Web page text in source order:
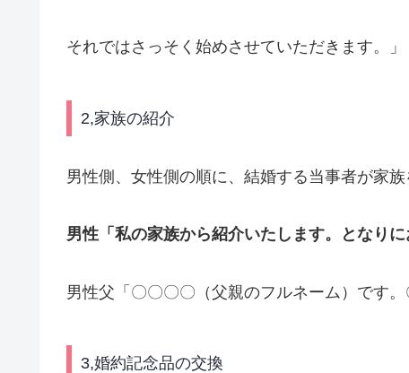
それではさっそく始めさせていただきます。」
2,家族の紹介
男性側、女性側の順に、結婚する当事者が家族
男性「私の家族から紹介いたします。となり
男性父「〇〇〇〇（父親のフルネーム）です。
3,婚約記念品の交換